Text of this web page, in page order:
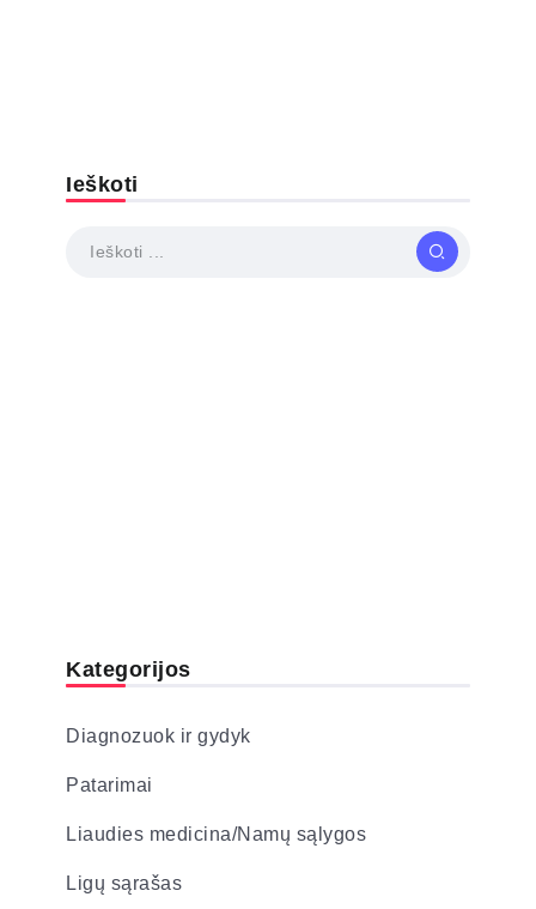
Ieškoti
Kategorijos
Diagnozuok ir gydyk
Patarimai
Liaudies medicina/Namų sąlygos
Ligų sąrašas